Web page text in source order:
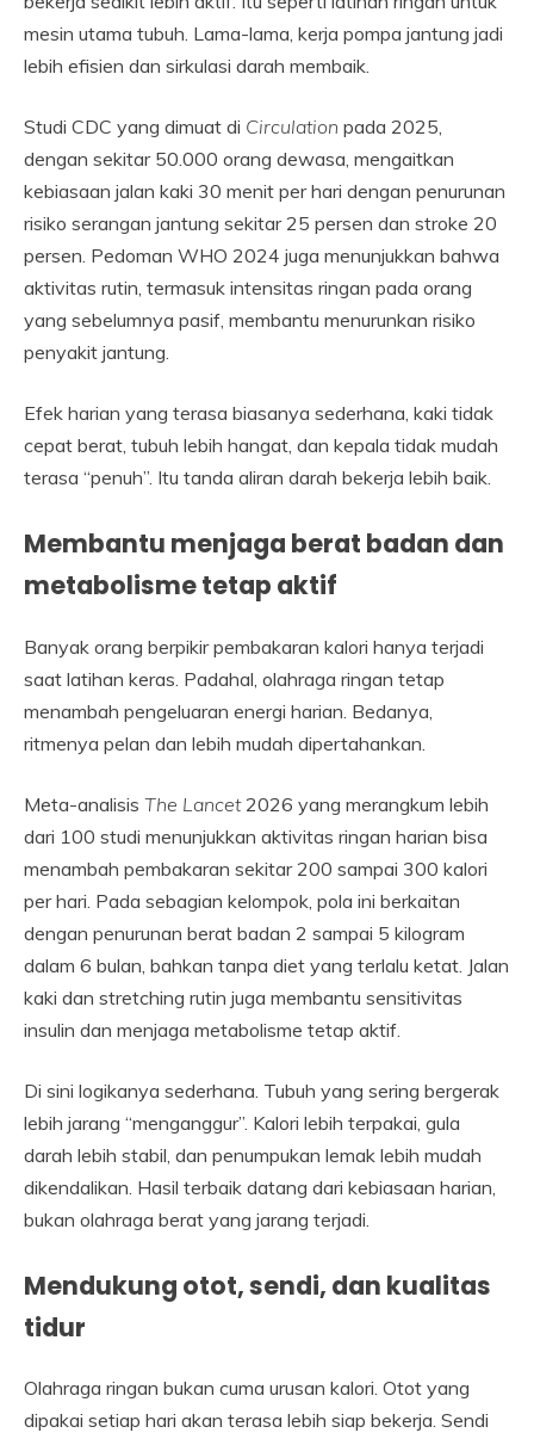
mesin utama tubuh. Lama-lama, kerja pompa jantung jadi
lebih efisien dan sirkulasi darah membaik.
Studi CDC yang dimuat di Circulation pada 2025,
dengan sekitar 50.000 orang dewasa, mengaitkan
kebiasaan jalan kaki 30 menit per hari dengan penurunan
risiko serangan jantung sekitar 25 persen dan stroke 20
persen. Pedoman WHO 2024 juga menunjukkan bahwa
aktivitas rutin, termasuk intensitas ringan pada orang
yang sebelumnya pasif, membantu menurunkan risiko
penyakit jantung.
Efek harian yang terasa biasanya sederhana, kaki tidak
cepat berat, tubuh lebih hangat, dan kepala tidak mudah
terasa “penuh”. Itu tanda aliran darah bekerja lebih baik.
Membantu menjaga berat badan dan
metabolisme tetap aktif
Banyak orang berpikir pembakaran kalori hanya terjadi
saat latihan keras. Padahal, olahraga ringan tetap
menambah pengeluaran energi harian. Bedanya,
ritmenya pelan dan lebih mudah dipertahankan.
Meta-analisis The Lancet2026 yang merangkum lebih
dari 100 studi menunjukkan aktivitas ringan harian bisa
menambah pembakaran sekitar 200 sampai 300 kalori
per hari. Pada sebagian kelompok, pola ini berkaitan
dengan penurunan berat badan 2 sampai 5 kilogram
dalam 6 bulan, bahkan tanpa diet yang terlalu ketat. Jalan
kaki dan stretching rutin juga membantu sensitivitas
insulin dan menjaga metabolisme tetap aktif.
Di sini logikanya sederhana. Tubuh yang sering bergerak
lebih jarang “menganggur”. Kalori lebih terpakai, gula
darah lebih stabil, dan penumpukan lemak lebih mudah
dikendalikan. Hasil terbaik datang dari kebiasaan harian,
bukan olahraga berat yang jarang terjadi.
Mendukung otot, sendi, dan kualitas
tidur
Olahraga ringan bukan cuma urusan kalori. Otot yang
dipakai setiap hari akan terasa lebih siap bekerja. Sendi